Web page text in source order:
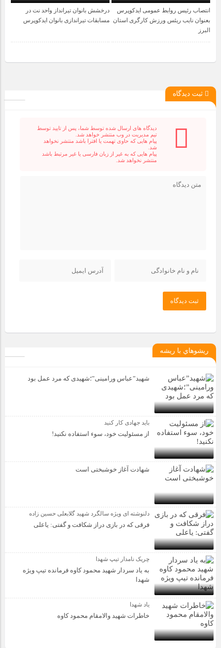
انتصاب رئیس روابط عمومی ایدکوپرس
بعنوان نایب ریئس ورزش کارگری استان
البرز
درخشش بانوان تیرانداز واحد نت در
مسابقات تیراندازی بانوان ایدکوپرس
ثبت دیدگاه
دیدگاه های ارسال شده توسط شما، پس از تایید توسط
تیم مدیریت در وب منتشر خواهد شد.
پیام هایی که حاوی تهمت یا افترا باشد منتشر نخواهد
شد.
پیام هایی که به غیر از زبان فارسی یا غیر مرتبط باشد
منتشر نخواهد شد.
ثبت دیدگاه
ريشوهاي با ريشه
شهید”عباس ورامینی”؛شهیدی که مرد عمل بود
باید جهادی کار کنید
از مسئولیت خود، سوء استفاده نکنید!
شهادت آغاز خوشبختی است
دلنوشته ای ویژه سالگرد شهید گلابعلی حسین زاده
فرقی که در بازی دراز شکافت و گفتی: یاعلی
چریک نامدار تیپ شهدا
به یاد سردار شهید محمود کاوه فرمانده تیپ ویژه
شهدا
یاد شهدا
خاطرات شهید والامقام محمود کاوه‌